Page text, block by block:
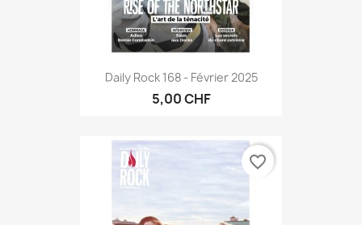
Daily Rock 168 - Février 2025
5,00 CHF
favorite_border